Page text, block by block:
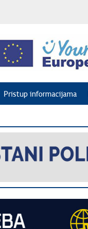
Pristup informacijama